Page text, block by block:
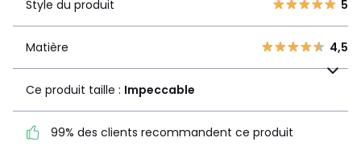
1 3
2
recommandent ce produit
Style du produit 5
Matière 4,5
Ce produit taille : Impeccable
99% des clients recommandent ce produit